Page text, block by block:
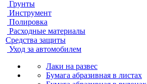
Грунты
Инструмент
Полировка
Расходные материалы
Средства защиты
Уход за автомобилем
Лаки на развес
Бумага абразивная в листах